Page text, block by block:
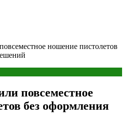
ношение пистолетов
повсеместное
без оформления